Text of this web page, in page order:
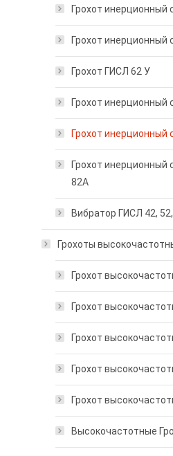
Грохот
Грохот инерционный
Грохот ГИСЛ 62 У
Грохот
Грохот
Грохот
82А
Вибратор ГИСЛ 42,
Грохоты
Грохот
Грохот
Грохот
Грохот
Грохот
Высокочастотные